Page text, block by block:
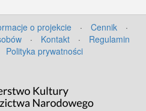
o projekcie · Cennik
·
· Kontakt ·
Regulamin
Polityka prywatności